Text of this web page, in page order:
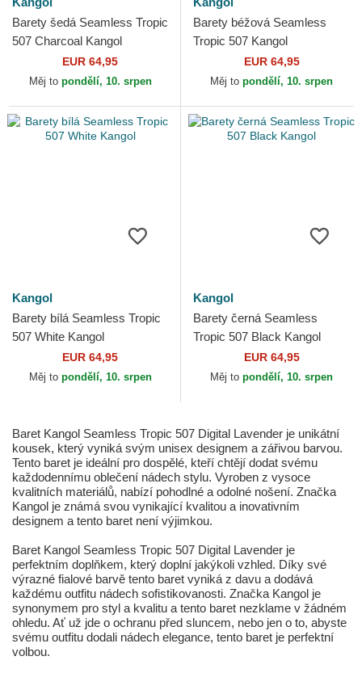
Barety šedá Seamless Tropic
507 Charcoal Kangol
EUR 64,95
Měj to pondělí, 10. srpen
Barety béžová Seamless
Tropic 507 Kangol
EUR 64,95
Měj to pondělí, 10. srpen
Kangol
Barety bílá Seamless Tropic
507 White Kangol
EUR 64,95
Měj to pondělí, 10. srpen
Kangol
Barety černá Seamless
Tropic 507 Black Kangol
EUR 64,95
Měj to pondělí, 10. srpen
Baret Kangol Seamless Tropic 507 Digital Lavender je unikátní
kousek, který vyniká svým unisex designem a zářivou barvou.
Tento baret je ideální pro dospělé, kteří chtějí dodat svému
každodennímu oblečení nádech stylu. Vyroben z vysoce
kvalitních materiálů, nabízí pohodlné a odolné nošení. Značka
Kangol je známá svou vynikající kvalitou a inovativním
designem a tento baret není výjimkou.
Baret Kangol Seamless Tropic 507 Digital Lavender je
perfektním doplňkem, který doplní jakýkoli vzhled. Díky své
výrazné fialové barvě tento baret vyniká z davu a dodává
každému outfitu nádech sofistikovanosti. Značka Kangol je
synonymem pro styl a kvalitu a tento baret nezklame v žádném
ohledu. Ať už jde o ochranu před sluncem, nebo jen o to, abyste
svému outfitu dodali nádech elegance, tento baret je perfektní
volbou.